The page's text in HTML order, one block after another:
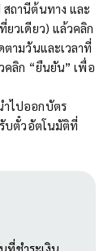
สถานีต้นทาง และ
ยวเดียว) แล้วคลิก
ามวันและเวลาที่
คลิก “ยืนยัน” เพื่อ
ำไปออกบัตร
บตั๋วอัตโนมัติที่